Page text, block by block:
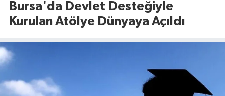
Bursa'da Devlet Desteğiyle
Kurulan Atölye Dünyaya Açıldı